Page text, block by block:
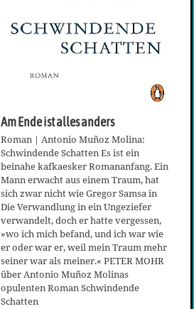
Am Ende ist alles anders
Roman | Antonio Muñoz Molina:
Schwindende Schatten Es ist ein
beinahe kafkaesker Romananfang. Ein
Mann erwacht aus einem Traum, hat
sich zwar nicht wie Gregor Samsa in
Die Verwandlung in ein Ungeziefer
verwandelt, doch er hatte vergessen,
»wo ich mich befand, und ich war wie
er oder war er, weil mein Traum mehr
seiner war als meiner.« PETER MOHR
über Antonio Muñoz Molinas
opulenten Roman Schwindende
Schatten